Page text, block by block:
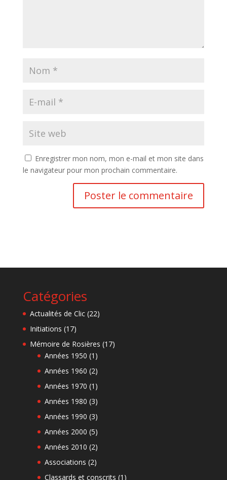
Enregistrer mon nom, mon e-mail et mon site dans
le navigateur pour mon prochain commentaire.
Catégories
Actualités de Clic(22)
Initiations (17)
Mémoire de Rosières (17)
Années 1950 (1)
Années 1960 (2)
Années 1970 (1)
Années 1980 (3)
Années 1990 (3)
Années 2000 (5)
Années 2010 (2)
Associations (2)
Classards et conscrits (1)